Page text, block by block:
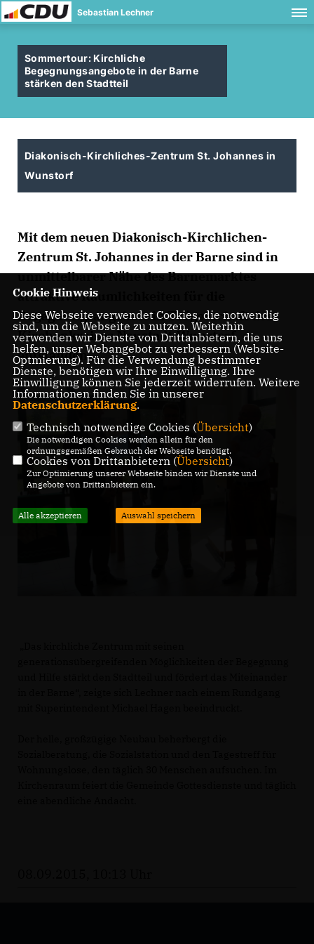
Sebastian Lechner
Sommertour: Kirchliche
Begegnungsangebote in der Barne
stärken den Stadtteil
Diakonisch-Kirchliches-Zentrum St. Johannes in
Wunstorf
Mit dem neuen Diakonisch-Kirchlichen-
Zentrum St. Johannes in der Barne sind in
unmittelbarer Nähe des Barnemarktes
attraktive Räumlichkeiten für die
Begegnungsangebote in Trägerschaft des
Kirchenkreises Neustadt-Wunstorf
entstanden.
Cookie Hinweis
Diese Webseite verwendet Cookies, die notwendig
sind, um die Webseite zu nutzen. Weiterhin
verwenden wir Dienste von Drittanbietern, die uns
helfen, unser Webangebot zu verbessern (Website-
Optmierung). Für die Verwendung bestimmter
Dienste, benötigen wir Ihre Einwilligung. Ihre
Einwilligung können Sie jederzeit widerrufen. Weitere
Informationen finden Sie in unserer
Datenschutzerklärung.
Technisch notwendige Cookies (Übersicht)
Die notwendigen Cookies werden allein für den
ordnungsgemäßen Gebrauch der Webseite benötigt.
Cookies von Drittanbietern (Übersicht)
Zur Optimierung unserer Webseite binden wir Dienste und
Angebote von Drittanbietern ein.
Alle akzeptieren Auswahl speichern